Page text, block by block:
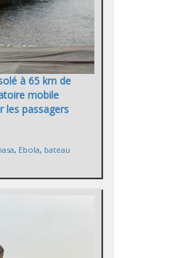
à 65 km de
mobile
les passagers
, Ebola, bateau